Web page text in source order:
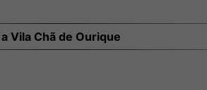
Vila Chã de Ourique